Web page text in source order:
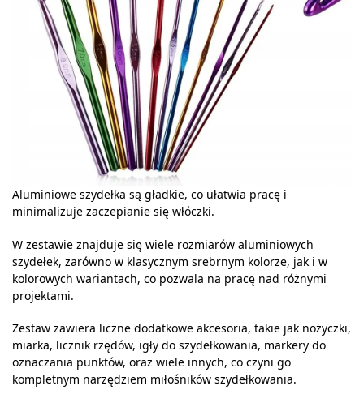
Aluminiowe szydełka są gładkie, co ułatwia pracę i
minimalizuje zaczepianie się włóczki.
W zestawie znajduje się wiele rozmiarów aluminiowych
szydełek, zarówno w klasycznym srebrnym kolorze, jak i w
kolorowych wariantach, co pozwala na pracę nad różnymi
projektami.
Zestaw zawiera liczne dodatkowe akcesoria, takie jak nożyczki,
miarka, licznik rzędów, igły do szydełkowania, markery do
oznaczania punktów, oraz wiele innych, co czyni go
kompletnym narzędziem miłośników szydełkowania.